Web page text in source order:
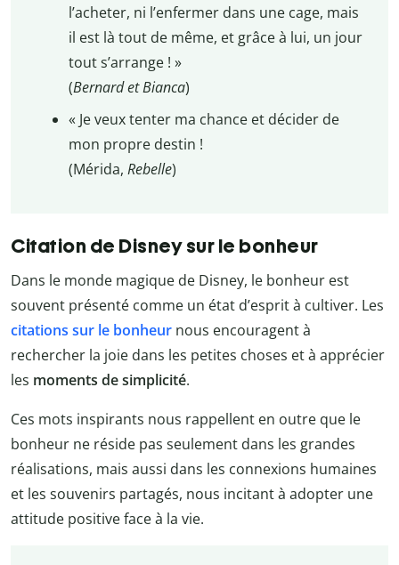
l’acheter, ni l’enfermer dans une cage, mais
il est là tout de même, et grâce à lui, un jour
tout s’arrange ! »
(Bernard et Bianca)
« Je veux tenter ma chance et décider de
mon propre destin !
(Mérida, Rebelle)
Citation de Disney sur le bonheur
Dans le monde magique de Disney, le bonheur est
souvent présenté comme un état d’esprit à cultiver. Les
citations sur le bonheur nous encouragent à
rechercher la joie dans les petites choses et à apprécier
les moments de simplicité.
Ces mots inspirants nous rappellent en outre que le
bonheur ne réside pas seulement dans les grandes
réalisations, mais aussi dans les connexions humaines
et les souvenirs partagés, nous incitant à adopter une
attitude positive face à la vie.